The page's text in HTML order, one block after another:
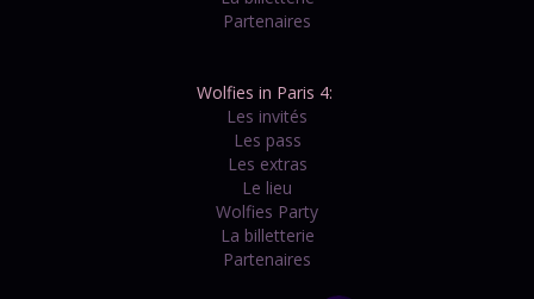
Partenaires
Wolfies in Paris 4:
Les invités
Les pass
Les extras
Le lieu
Wolfies Party
La billetterie
Partenaires